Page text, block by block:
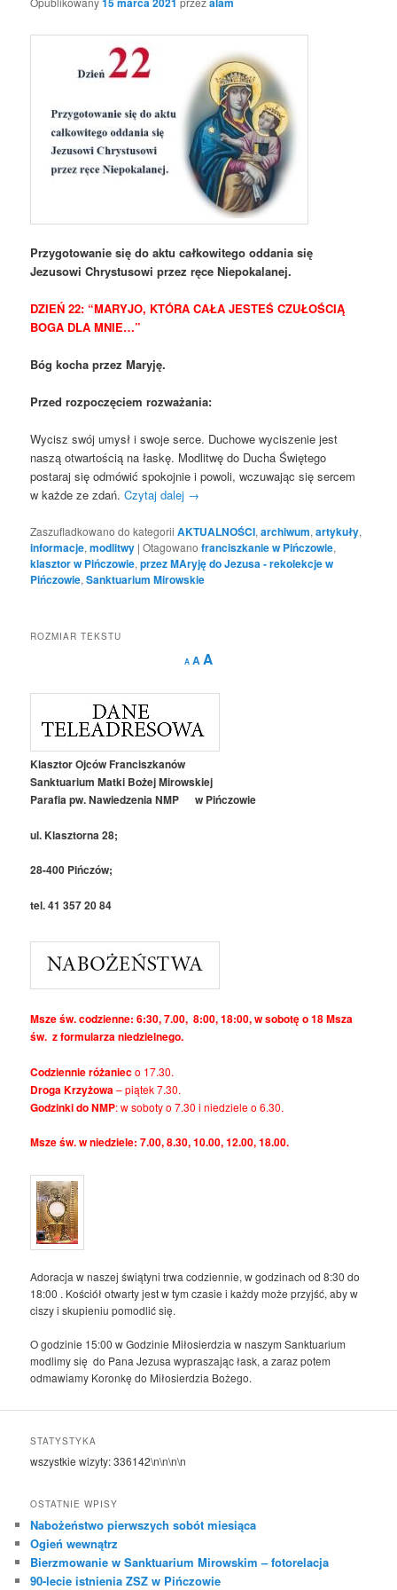
Przygotowanie się do aktu całkowitego oddania się
Jezusowi Chrystusowi przez ręce Niepokalanej.
DZIEŃ 22: “MARYJO, KTÓRA CAŁA JESTEŚ CZUŁOŚCIĄ
BOGA DLA MNIE…”
Bóg kocha przez Maryję.
Przed rozpoczęciem rozważania:
Wycisz swój umysł i swoje serce. Duchowe wyciszenie jest
naszą otwartością na łaskę. Modlitwę do Ducha Świętego
postaraj się odmówić spokojnie i powoli, wczuwając się sercem
w każde ze zdań.Czytaj dalej →
Zaszufladkowano do kategorii AKTUALNOŚCI,archiwum,artykuły,
informacje,modlitwy |Otagowano franciszkanie w Pińczowie,
klasztor w Pińczowie,przez MAryję do Jezusa - rekolekcje w
Pińczowie,Sanktuarium Mirowskie
ROZMIAR TEKSTU
A
Decrease
font
A Reset
AIncrease
Klasztor Ojców Franciszkanów
Sanktuarium Matki Bożej Mirowskiej
Parafia pw. Nawiedzenia NMP w Pińczowie
ul. Klasztorna 28;
28-400 Pińczów;
tel. 41 357 20 84
Msze św. codzienne: 6:30, 7.00, 8:00, 18:00, w sobotę o 18 Msza
św. z formularza niedzielnego.
Codziennie różanieco 17.30.
Droga Krzyżowa– piątek 7.30.
Godzinki do NMP: w soboty o 7.30 i niedziele o 6.30.
Msze św. w niedziele: 7.00, 8.30, 10.00, 12.00, 18.00.
Adoracja w naszej świątyni trwa codziennie, w godzinach od 8:30 do
18:00 . Kościół otwarty jest w tym czasie i każdy może przyjść, aby w
ciszy i skupieniu pomodlić się.
O godzinie 15:00 w Godzinie Miłosierdzia w naszym Sanktuarium
modlimy się do Pana Jezusa wypraszając łask, a zaraz potem
odmawiamy Koronkę do Miłosierdzia Bożego.
STATYSTYKA
wszystkie wizyty:336142\n\n\n\n
OSTATNIE WPISY
Nabożeństwo pierwszych sobót miesiąca
Ogień wewnątrz
Bierzmowanie w Sanktuarium Mirowskim – fotorelacja
90-lecie istnienia ZSZ w Pińczowie